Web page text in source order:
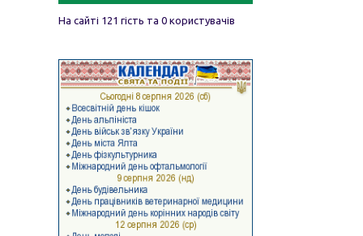
На сайті 121 гість та 0 користувачів